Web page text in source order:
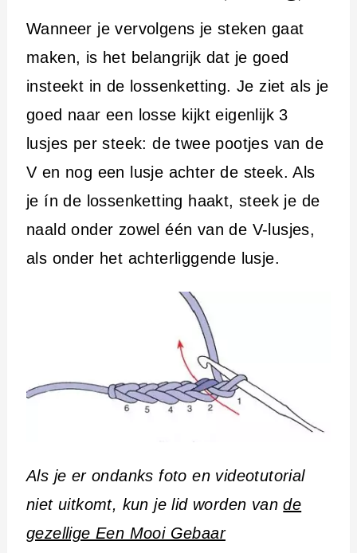
Wanneer je vervolgens je steken gaat
maken, is het belangrijk dat je goed
insteekt in de lossenketting. Je ziet als je
goed naar een losse kijkt eigenlijk 3
lusjes per steek: de twee pootjes van de
V en nog een lusje achter de steek. Als
je ín de lossenketting haakt, steek je de
naald onder zowel één van de V-lusjes,
als onder het achterliggende lusje.
Als je er ondanks foto en videotutorial
niet uitkomt, kun je lid worden vande
gezellige Een Mooi Gebaar